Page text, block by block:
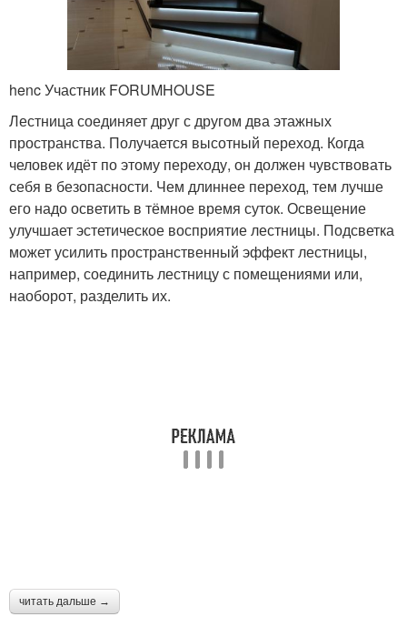
henc Участник FORUMHOUSE
Лестница соединяет друг с другом два этажных
пространства. Получается высотный переход. Когда
человек идёт по этому переходу, он должен чувствовать
себя в безопасности. Чем длиннее переход, тем лучше
его надо осветить в тёмное время суток. Освещение
улучшает эстетическое восприятие лестницы. Подсветка
может усилить пространственный эффект лестницы,
например, соединить лестницу с помещениями или,
наоборот, разделить их.
читать дальше →